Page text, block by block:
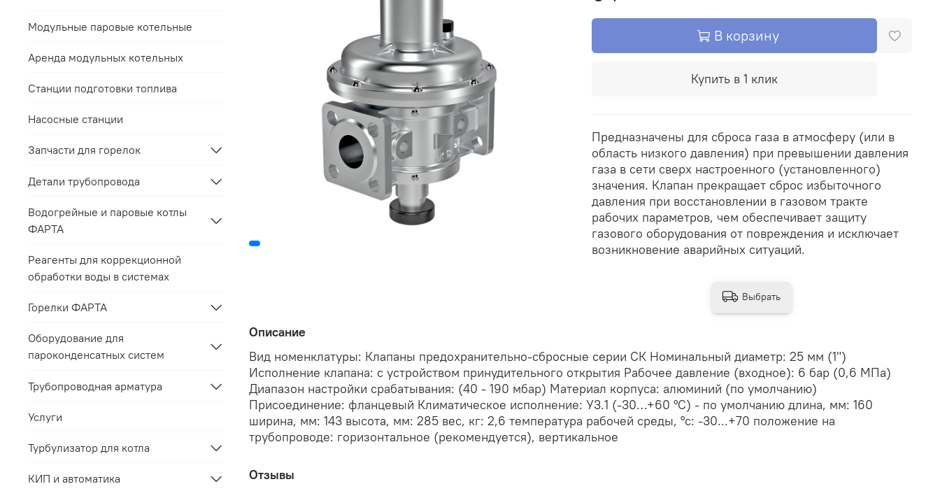
В корзину
Купить в 1 клик
Предназначены для сброса газа в атмосферу (или в
область низкого давления) при превышении давления
газа в сети сверх настроенного (установленного)
значения. Клапан прекращает сброс избыточного
давления при восстановлении в газовом тракте
рабочих параметров, чем обеспечивает защиту
газового оборудования от повреждения и исключает
возникновение аварийных ситуаций.
Описание
Вид номенклатуры: Клапаны предохранительно-сбросные серии СК Номинальный диаметр: 25 мм (1")
Исполнение клапана: с устройством принудительного открытия Рабочее давление (входное): 6 бар (0,6 МПа)
Диапазон настройки срабатывания: (40 - 190 мбар) Материал корпуса: алюминий (по умолчанию)
Присоединение: фланцевый Климатическое исполнение: У3.1 (-30…+60 °С) - по умолчанию длина, мм: 160
ширина, мм: 143 высота, мм: 285 вес, кг: 2,6 температура рабочей среды, °с: -30...+70 положение на
трубопроводе: горизонтальное (рекомендуется), вертикальное
Отзывы
Выбрать
Модульные паровые котельные
Аренда модульных котельных
Станции подготовки топлива
Насосные станции
Запчасти для горелок
Детали трубопровода
Водогрейные и паровые котлы
ФАРТА
Реагенты для коррекционной
обработки воды в системах
Горелки ФАРТА
Оборудование для
пароконденсатных систем
Трубопроводная арматура
Услуги
Турбулизатор для котла
КИП и автоматика